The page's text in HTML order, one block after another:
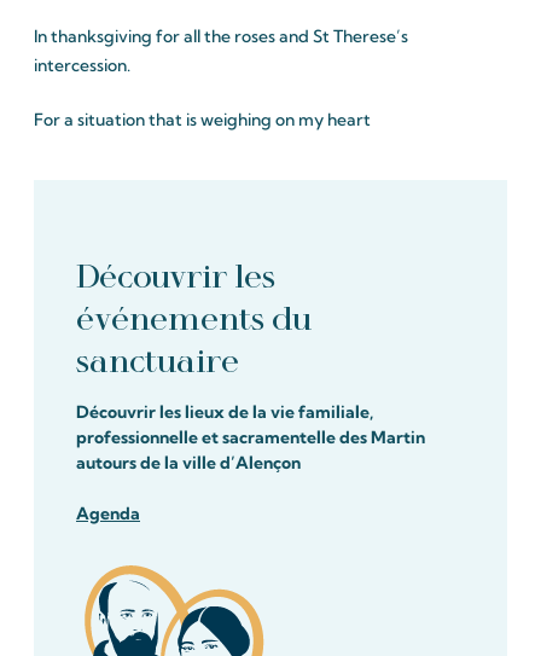
In thanksgiving for all the roses and St Therese’s
intercession.
For a situation that is weighing on my heart
Découvrir les
événements du
sanctuaire
Découvrir les lieux de la vie familiale,
professionnelle et sacramentelle des Martin
autours de la ville d’Alençon
Agenda